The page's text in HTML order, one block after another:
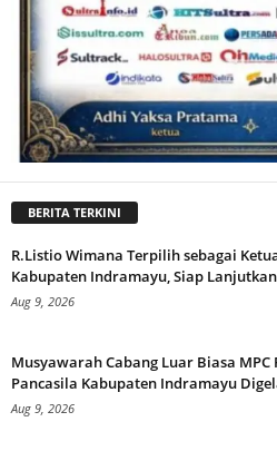
BERITA TERKINI
R.Listio Wimana Terpilih sebagai
Kabupaten Indramayu, Siap
Aug 9, 2026
Musyawarah Cabang Luar Biasa MPC
Pancasila Kabupaten Indramayu
Aug 9, 2026